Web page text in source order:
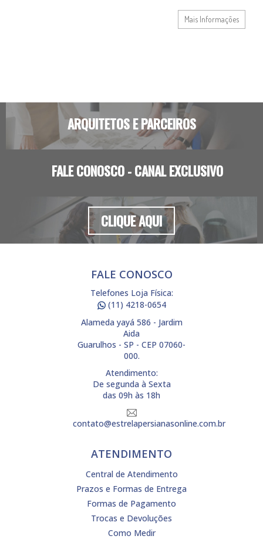
Mais Informações
ARQUITETOS E PARCEIROS
FALE CONOSCO - CANAL EXCLUSIVO
CLIQUE AQUI
FALE CONOSCO
Telefones Loja Física:
(11) 4218-0654
Alameda yayá 586 - Jardim
Aida
Guarulhos - SP - CEP 07060-
000.
Atendimento:
De segunda à Sexta
das 09h às 18h
contato@estrelapersianasonline.com.br
ATENDIMENTO
Central de Atendimento
Prazos e Formas de Entrega
Formas de Pagamento
Trocas e Devoluções
Como Medir